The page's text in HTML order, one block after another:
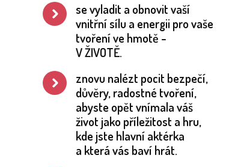
se vyladit a obnovit vaší
vnitřní sílu a energii pro vaše
tvoření ve hmotě -
V ŽIVOTĚ.
znovu nalézt pocit bezpečí,
důvěry, radostné tvoření,
abyste opět vnímala váš
život jako příležitost a hru,
kde jste hlavní aktérka
a která vás baví hrát.